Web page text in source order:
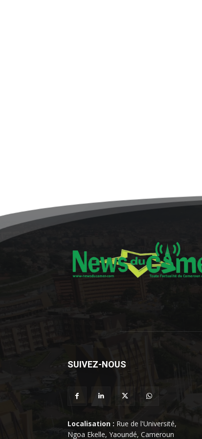
SUIVEZ-NOUS
Localisation : Rue de l'Université,
Ngoa Ekelle, Yaoundé, Cameroun